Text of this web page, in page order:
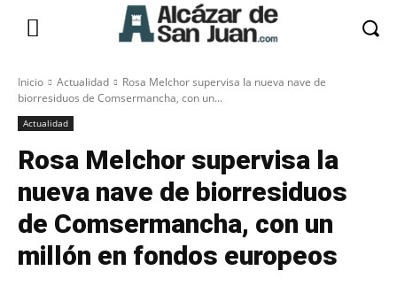
Inicio Actualidad
Rosa Melchor supervisa la nueva nave de
biorresiduos de Comsermancha, con un...
Actualidad
Rosa Melchor supervisa la
nueva nave de biorresiduos
de Comsermancha, con un
millón en fondos europeos